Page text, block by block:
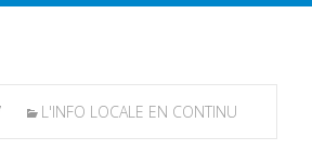
L'INFO LOCALE EN CONTINU